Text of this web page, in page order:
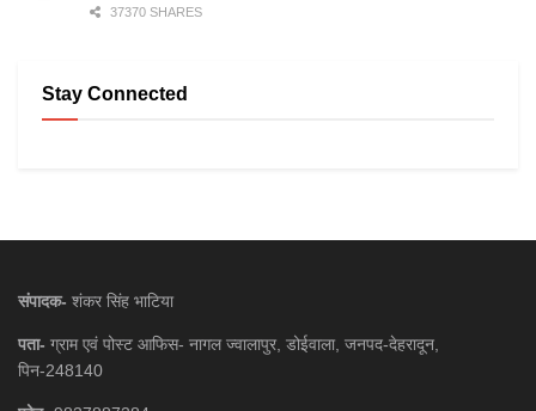
37370 SHARES
Stay Connected
संपादक- शंकर सिंह भाटिया
पता- ग्राम एवं पोस्ट आफिस- नागल ज्वालापुर, डोईवाला, जनपद-देहरादून,
पिन-248140